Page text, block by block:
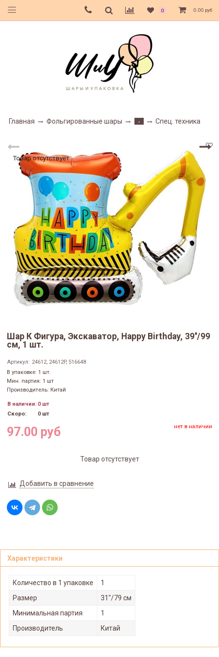
0 0.00 руб
Главная Фольгированные шары - Спец. техника
Товар отсутствует
Шар К Фигура, Экскаватор, Happy Birthday, 39''/99
см, 1 шт.
Артикул: 24612, 24612P, 516648
В упаковке: 1 шт.
Мин. партия: 1 шт
Производитель: Китай
В наличии: 0 шт
Скоро:
0 шт
97.00 руб нет в наличии
Товар отсутствует
Добавить в сравнение
Характеристики
Количество в 1 упаковке
1
Размер
31"/79 см
Минимальная партия
1
Производитель
Китай